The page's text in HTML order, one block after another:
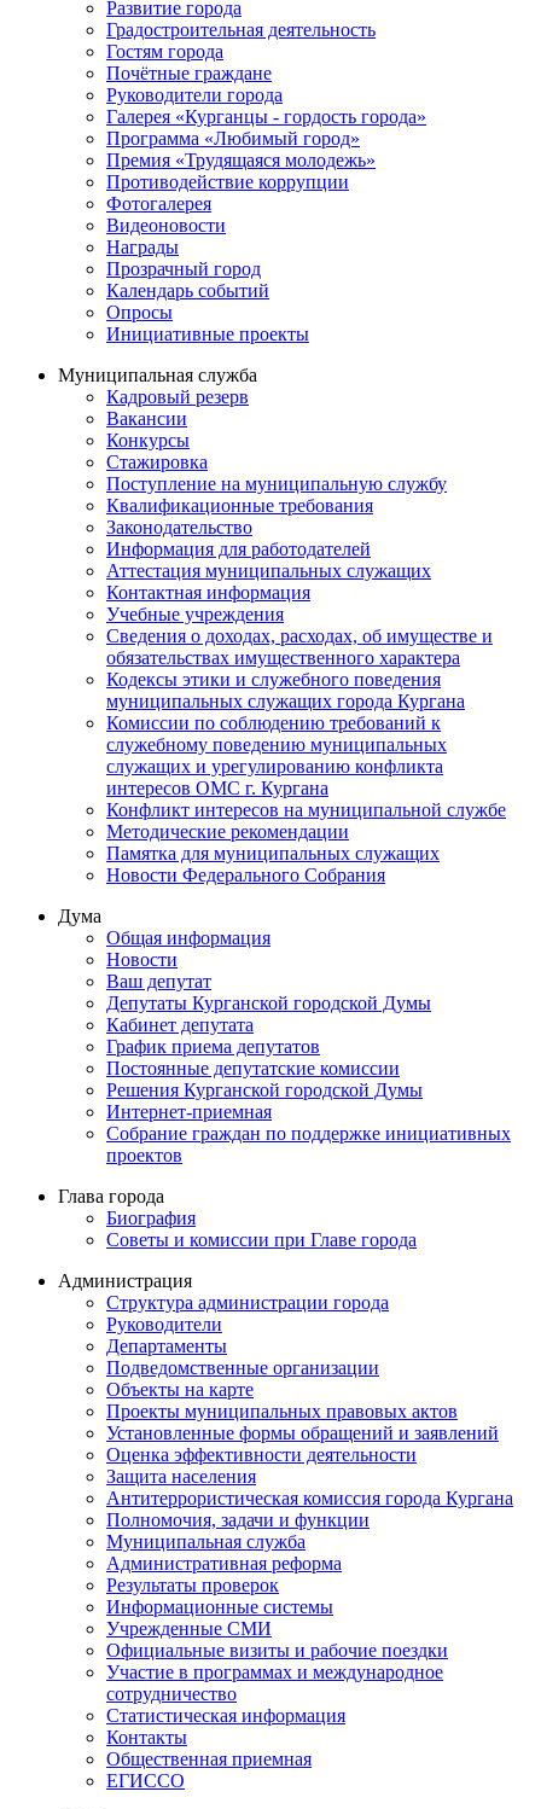
Развитие города
Градостроительная деятельность
Гостям города
Почётные граждане
Руководители города
Галерея «Курганцы - гордость города»
Программа «Любимый город»
Премия «Трудящаяся молодежь»
Противодействие коррупции
Фотогалерея
Видеоновости
Награды
Прозрачный город
Календарь событий
Опросы
Инициативные проекты
Муниципальная служба
Кадровый резерв
Вакансии
Конкурсы
Стажировка
Поступление на муниципальную службу
Квалификационные требования
Законодательство
Информация для работодателей
Аттестация муниципальных служащих
Контактная информация
Учебные учреждения
Сведения о доходах, расходах, об имуществе и
обязательствах имущественного характера
Кодексы этики и служебного поведения
муниципальных служащих города Кургана
Комиссии по соблюдению требований к
служебному поведению муниципальных
служащих и урегулированию конфликта
интересов ОМС г. Кургана
Конфликт интересов на муниципальной службе
Методические рекомендации
Памятка для муниципальных служащих
Новости Федерального Cобрания
Дума
Общая информация
Новости
Ваш депутат
Депутаты Курганской городской Думы
Кабинет депутата
График приема депутатов
Постоянные депутатские комиссии
Решения Курганской городской Думы
Интернет-приемная
Собрание граждан по поддержке инициативных
проектов
Глава города
Биография
Советы и комиссии при Главе города
Администрация
Структура администрации города
Руководители
Департаменты
Подведомственные организации
Объекты на карте
Проекты муниципальных правовых актов
Установленные формы обращений и заявлений
Оценка эффективности деятельности
Защита населения
Антитеррористическая комиссия города Кургана
Полномочия, задачи и функции
Муниципальная служба
Административная реформа
Результаты проверок
Информационные системы
Учрежденные СМИ
Официальные визиты и рабочие поездки
Участие в программах и международное
сотрудничество
Статистическая информация
Контакты
Общественная приемная
ЕГИССО